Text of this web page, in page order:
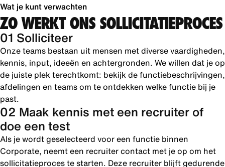
Wat je kunt verwachten
ZO WERKT ONS SOLLICITATIEPROCES
01 Solliciteer
Onze teams bestaan uit mensen met diverse vaardigheden,
kennis, input, ideeën en achtergronden. We willen dat je op
de juiste plek terechtkomt: bekijk de functiebeschrijvingen,
afdelingen en teams om te ontdekken welke functie bij je
past.
02 Maak kennis met een recruiter of
doe een test
Als je wordt geselecteerd voor een functie binnen
Corporate, neemt een recruiter contact met je op om het
sollicitatieproces te starten. Deze recruiter blijft gedurende